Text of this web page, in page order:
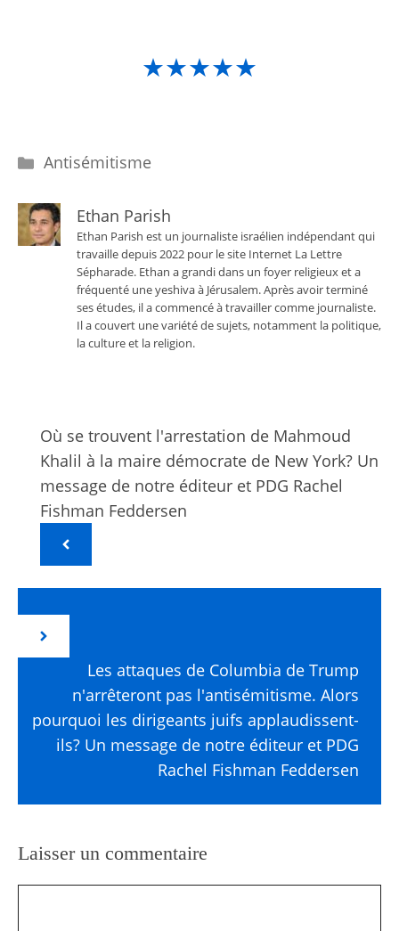
★★★★★
Catégories
Antisémitisme
Ethan Parish
Ethan Parish est un journaliste israélien indépendant qui
travaille depuis 2022 pour le site Internet La Lettre
Sépharade. Ethan a grandi dans un foyer religieux et a
fréquenté une yeshiva à Jérusalem. Après avoir terminé
ses études, il a commencé à travailler comme journaliste.
Il a couvert une variété de sujets, notamment la politique,
la culture et la religion.
Où se trouvent l'arrestation de Mahmoud
Khalil à la maire démocrate de New York? Un
message de notre éditeur et PDG Rachel
Fishman Feddersen
Les attaques de Columbia de Trump
n'arrêteront pas l'antisémitisme. Alors
pourquoi les dirigeants juifs applaudissent-
ils? Un message de notre éditeur et PDG
Rachel Fishman Feddersen
Laisser un commentaire